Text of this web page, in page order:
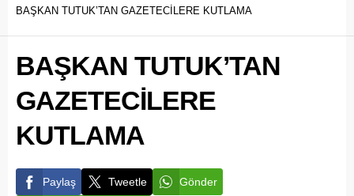
BAŞKAN TUTUK’TAN GAZETECİLERE KUTLAMA
BAŞKAN TUTUK’TAN
GAZETECİLERE
KUTLAMA
Paylaş Tweetle Gönder